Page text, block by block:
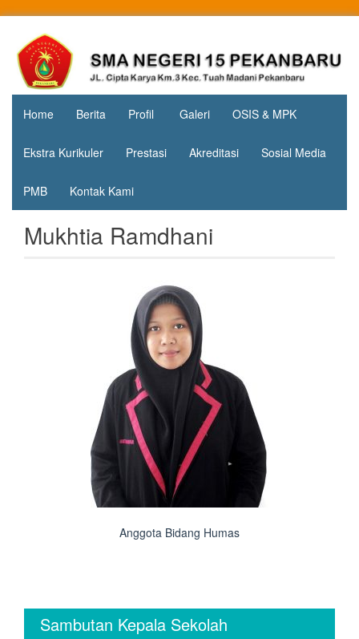
contentSMA
Negeri 15
Pekanbaru
Jl. Cipta
Karya
KM.3, Kec.
Tuah
Madani,
Home Berita Profil Galeri OSIS & MPK
Ekstra Kurikuler Prestasi Akreditasi Sosial Media
PMB Kontak Kami
Mukhtia Ramdhani
Anggota Bidang Humas
Sambutan Kepala Sekolah